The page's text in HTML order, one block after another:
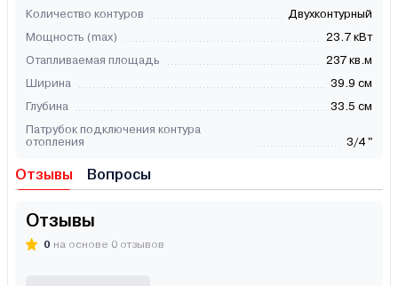
Количество контуров
Двухконтурный
Мощность (max)
23.7 кВт
Отапливаемая площадь
237 кв.м
Ширина
39.9 см
Глубина
33.5 см
Патрубок подключения контура
отопления
3/4 "
Отзывы Вопросы
Отзывы
0 на основе 0 отзывов